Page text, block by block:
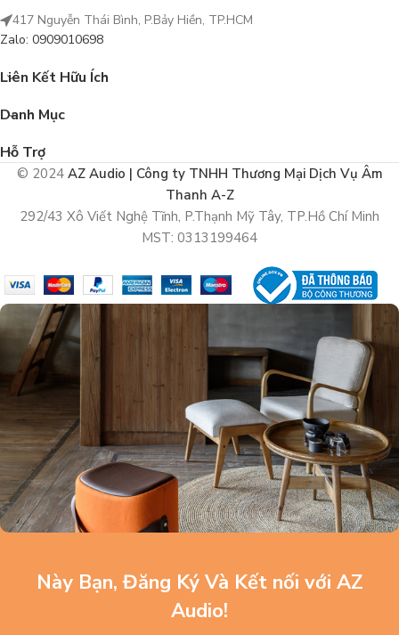
417 Nguyễn Thái Bình, P.Bảy Hiền, TP.HCM
Zalo: 0909010698
Liên Kết Hữu Ích
Danh Mục
Hỗ Trợ
© 2024 AZ Audio | Công ty TNHH Thương Mại Dịch Vụ Âm
Thanh A-Z
292/43 Xô Viết Nghệ Tĩnh, P.Thạnh Mỹ Tây, TP.Hồ Chí Minh
MST: 0313199464
Này Bạn, Đăng Ký Và Kết nối với AZ
Audio!